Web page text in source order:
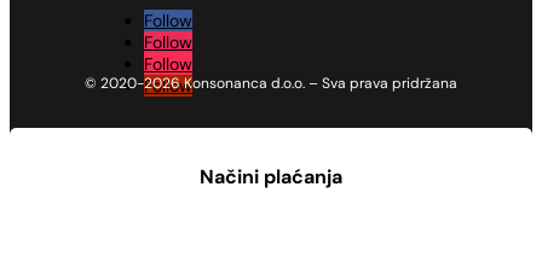
Follow
Follow
Follow
Follow
© 2020-2026 Konsonanca d.o.o. – Sva prava pridržana
Načini plaćanja